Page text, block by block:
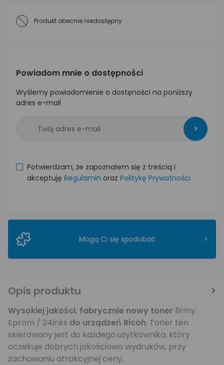
Produkt obecnie niedostępny
Powiadom mnie o dostępności
Wyślemy powiadomienie o dostęności na poniższy
adres e-mail
>
Potwierdzam, że zapoznałem się z treścią i
akceptuję Regulamin oraz Politykę Prywatności
Mogą Ci się spodobać >
Opis produktu
Wysokiej jakości, fabrycznie nowy toner firmy
Eprom / 24inks do urządzeń Ricoh. Toner ten
skierowany jest do każdego użytkownika, który
oczekuje dobrych jakościowo wydruków, przy
zachowaniu atrakcyjnej ceny.